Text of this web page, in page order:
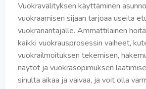
Vuokravälityksen käyttäminen
vuokraamisen sijaan tarjoaa useita
vuokranantajalle. Ammattilainen
kaikki vuokrausprosessin vaiheet,
vuokrailmoituksen tekemisen,
näytöt ja vuokrasopimuksen
sinulta aikaa ja vaivaa, ja voit olla